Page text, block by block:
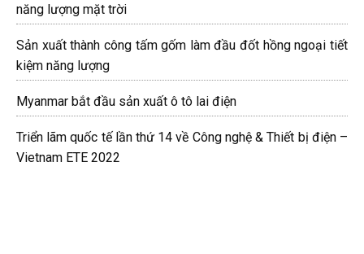
năng lượng mặt trời
Sản xuất thành công tấm gốm làm đầu đốt hồng ngoại tiết
kiệm năng lượng
Myanmar bắt đầu sản xuất ô tô lai điện
Triển lãm quốc tế lần thứ 14 về Công nghệ & Thiết bị điện –
Vietnam ETE 2022